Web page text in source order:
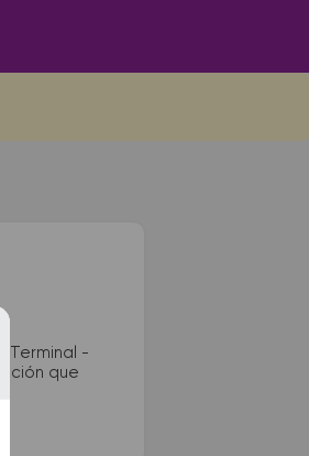
Terminal -
que